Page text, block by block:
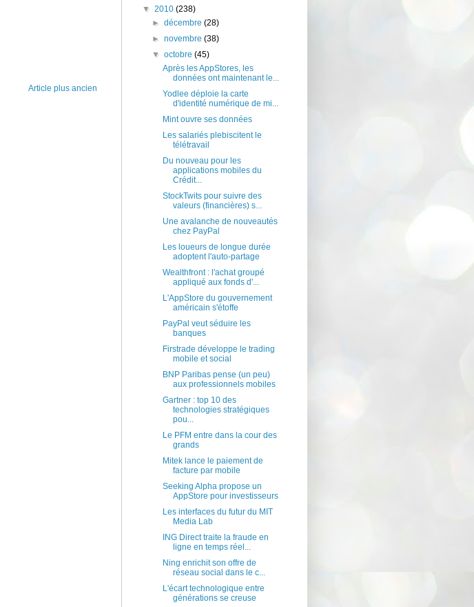
Article plus ancien
▼ 2010 (238)
►décembre(28)
►novembre(38)
▼octobre(45)
Après les AppStores, les
données ont maintenant le...
Yodlee déploie la carte
d'identité numérique de mi...
Mint ouvre ses données
Les salariés plebiscitent le
télétravail
Du nouveau pour les
applications mobiles du
Crédit...
StockTwits pour suivre des
valeurs (financières) s...
Une avalanche de nouveautés
chez PayPal
Les loueurs de longue durée
adoptent l'auto-partage
Wealthfront : l'achat groupé
appliqué aux fonds d'...
L'AppStore du gouvernement
américain s'étoffe
PayPal veut séduire les
banques
Firstrade développe le trading
mobile et social
BNP Paribas pense (un peu)
aux professionnels mobiles
Gartner : top 10 des
technologies stratégiques
pou...
Le PFM entre dans la cour des
grands
Mitek lance le paiement de
facture par mobile
Seeking Alpha propose un
AppStore pour investisseurs
Les interfaces du futur du MIT
Media Lab
ING Direct traite la fraude en
ligne en temps réel...
Ning enrichit son offre de
réseau social dans le c...
L'écart technologique entre
générations se creuse